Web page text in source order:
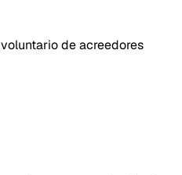
de acreedores